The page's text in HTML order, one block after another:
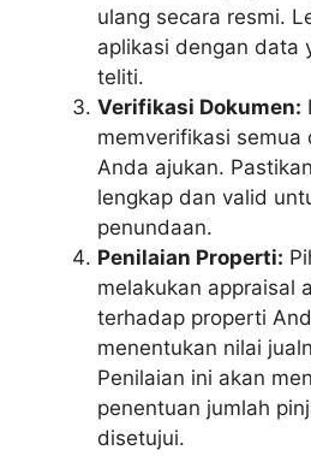
ulang secara resmi.
aplikasi dengan data
teliti.
Verifikasi Dokumen:
memverifikasi semua
Anda ajukan.
lengkap dan valid
penundaan.
Penilaian Properti:
melakukan appraisal
terhadap properti
menentukan nilai
Penilaian ini akan
penentuan jumlah
disetujui.